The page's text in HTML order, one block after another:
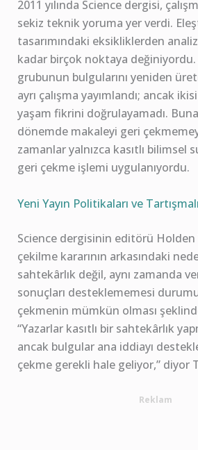
2011 yılında Science dergisi,
sekiz teknik yoruma yer verdi.
tasarımındaki eksikliklerden
kadar birçok noktaya değiniyordu.
grubunun bulgularını yeniden
ayrı çalışma yayımlandı; ancak
yaşam fikrini doğrulayamadı.
dönemde makaleyi geri
zamanlar yalnızca kasıtlı bilimsel
geri çekme işlemi uygulanıyordu.
Yeni Yayın Politikaları ve
Science dergisinin editörü
çekilme kararının arkasındaki
sahtekârlık değil, aynı zamanda
sonuçları desteklememesi
çekmenin mümkün olması
“Yazarlar kasıtlı bir sahtekârlık
ancak bulgular ana iddiayı
çekme gerekli hale geliyor,” diyor
Reklam